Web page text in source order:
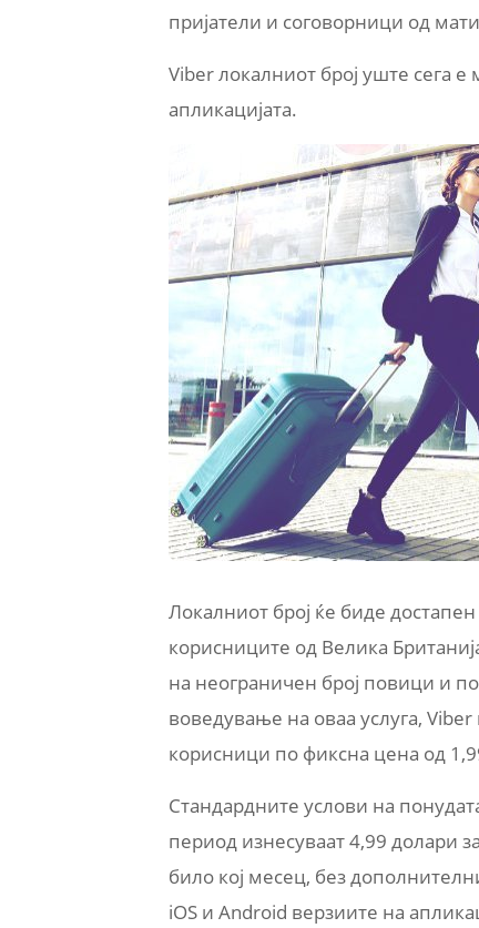
пријатели и соговорници од
Viber локалниот број уште сега е
апликацијата.
Локалниот број ќе биде
корисниците од Велика
на неограничен број повици и
воведување на оваа услуга,
корисници по фиксна цена од
Стандардните услови на
период изнесуваат 4,99 долари
било кој месец, без
iOS и Android верзиите на